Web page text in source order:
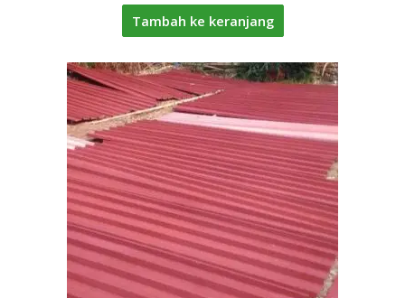
Tambah ke keranjang